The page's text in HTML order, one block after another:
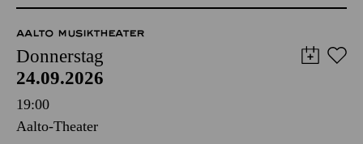
AALTO MUSIKTHEATER
Donnerstag
24.09.2026
19:00
Aalto-Theater